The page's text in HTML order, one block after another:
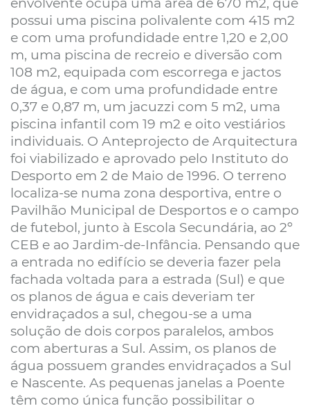
envolvente ocupa uma área de 670 m2, que
possui uma piscina polivalente com 415 m2
e com uma profundidade entre 1,20 e 2,00
m, uma piscina de recreio e diversão com
108 m2, equipada com escorrega e jactos
de água, e com uma profundidade entre
0,37 e 0,87 m, um jacuzzi com 5 m2, uma
piscina infantil com 19 m2 e oito vestiários
individuais. O Anteprojecto de Arquitectura
foi viabilizado e aprovado pelo Instituto do
Desporto em 2 de Maio de 1996. O terreno
localiza-se numa zona desportiva, entre o
Pavilhão Municipal de Desportos e o campo
de futebol, junto à Escola Secundária, ao 2º
CEB e ao Jardim-de-Infância. Pensando que
a entrada no edifício se deveria fazer pela
fachada voltada para a estrada (Sul) e que
os planos de água e cais deveriam ter
envidraçados a sul, chegou-se a uma
solução de dois corpos paralelos, ambos
com aberturas a Sul. Assim, os planos de
água possuem grandes envidraçados a Sul
e Nascente. As pequenas janelas a Poente
têm como única função possibilitar o